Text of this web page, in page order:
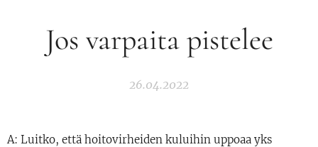
Jos varpaita pistelee
26.04.2022
A: Luitko, että hoitovirheiden kuluihin uppoaa yks